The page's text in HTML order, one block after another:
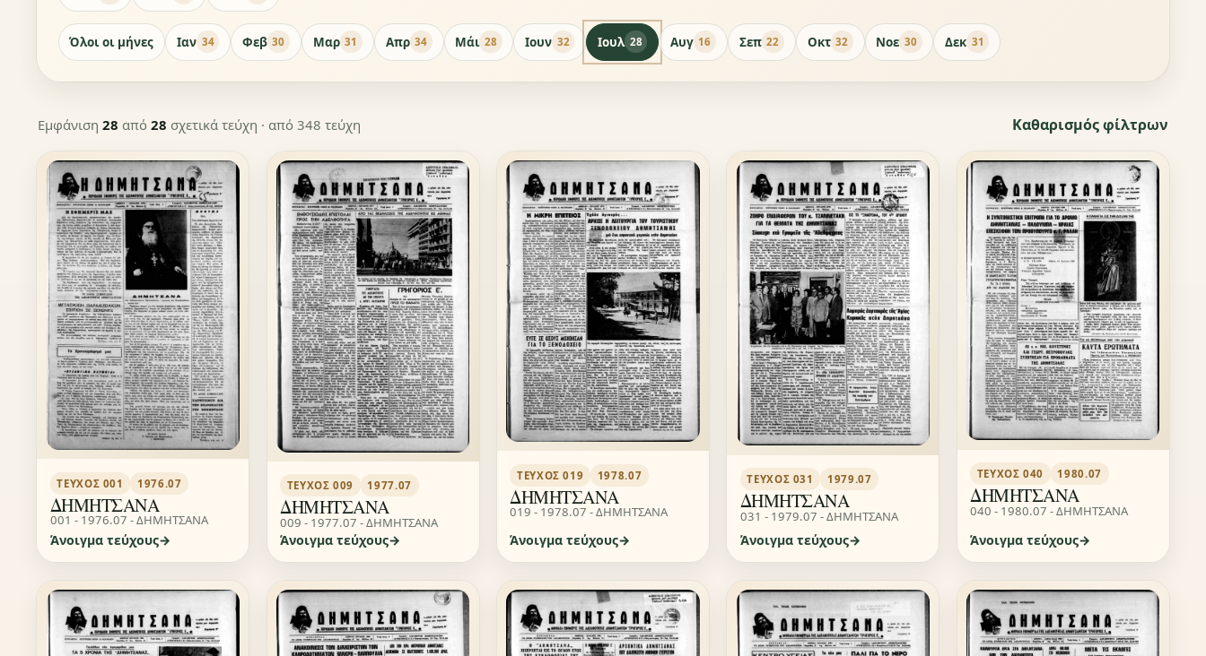
Όλοι οι μήνες Ιαν 34 Φεβ 30 Μαρ 31 Απρ 34 Μάι 28 Ιουν 32 Ιουλ 28 Αυγ 16 Σεπ 22 Οκτ 32 Νοε 30 Δεκ 31
Εμφάνιση 28 από 28 σχετικά τεύχη · από 348 τεύχη Καθαρισμός φίλτρων
ΤΕΎΧΟΣ 001 1976.07
ΔΗΜΗΤΣΑΝΑ
001 - 1976.07 - ΔΗΜΗΤΣΑΝΑ
Άνοιγμα τεύχους
ΤΕΎΧΟΣ 009 1977.07
ΔΗΜΗΤΣΑΝΑ
009 - 1977.07 - ΔΗΜΗΤΣΑΝΑ
Άνοιγμα τεύχους
ΤΕΎΧΟΣ 019 1978.07
ΔΗΜΗΤΣΑΝΑ
019 - 1978.07 - ΔΗΜΗΤΣΑΝΑ
Άνοιγμα τεύχους
ΤΕΎΧΟΣ 031 1979.07
ΔΗΜΗΤΣΑΝΑ
031 - 1979.07 - ΔΗΜΗΤΣΑΝΑ
Άνοιγμα τεύχους
ΤΕΎΧΟΣ 040 1980.07
ΔΗΜΗΤΣΑΝΑ
040 - 1980.07 - ΔΗΜΗΤΣΑΝΑ
Άνοιγμα τεύχους